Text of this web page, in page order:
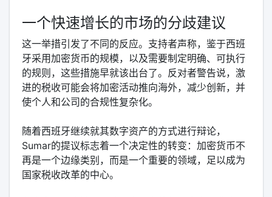
一个快速增长的市场的分歧建议
这一举措引发了不同的反应。支持者声称，鉴于西班
牙采用加密货币的规模，以及需要制定明确、可执行
的规则，这些措施早就该出台了。反对者警告说，激
进的税收可能会将加密活动推向海外，减少创新，并
使个人和公司的合规性复杂化。
随着西班牙继续就其数字资产的方式进行辩论，
Sumar的提议标志着一个决定性的转变：加密货币不
再是一个边缘类别，而是一个重要的领域，足以成为
国家税收改革的中心。